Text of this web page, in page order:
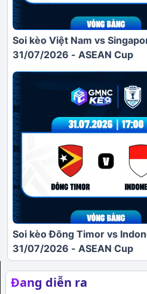
Soi kèo Việt Nam vs
31/07/2026 - ASEAN Cup
Soi kèo Đông Timor vs
31/07/2026 - ASEAN Cup
Đang diễn ra